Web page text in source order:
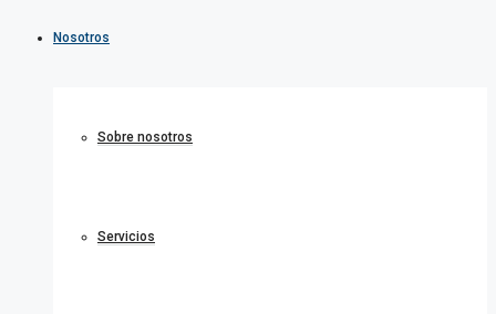
Nosotros
Sobre nosotros
Servicios